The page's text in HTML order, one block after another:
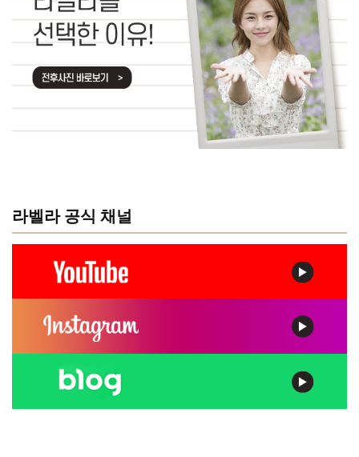
라벨라 공식 채널